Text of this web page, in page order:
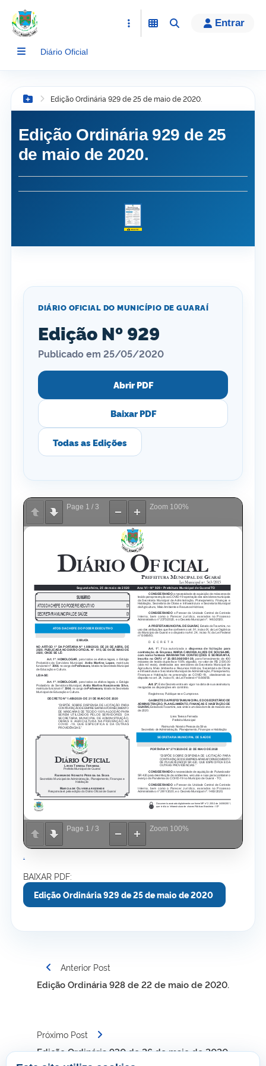
conteúdo
Entrar
Diário Oficial
Botão Menu
Edição Ordinária 929 de 25 de maio de 2020.
Edição Ordinária 929 de 25
de maio de 2020.
DIÁRIO OFICIAL DO MUNICÍPIO DE GUARAÍ
Edição Nº 929
Publicado em 25/05/2020
Abrir PDF
Baixar PDF
Todas as Edições
Page 1 / 3 Zoom 100%
Page 1 / 3 Zoom 100%
BAIXAR PDF:
Edição Ordinária 929 de 25 de maio de 2020
Navegação
Anterior Post
Edição Ordinária 928 de 22 de maio de 2020.
Próximo Post
Edição Ordinária 930 de 26 de maio de 2020.